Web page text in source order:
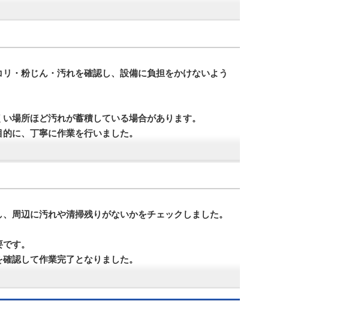
・粉じん・汚れを確認し、設備に負担をかけないよう
場所ほど汚れが蓄積している場合があります。
に、丁寧に作業を行いました。
周辺に汚れや清掃残りがないかをチェックしました。
す。
認して作業完了となりました。